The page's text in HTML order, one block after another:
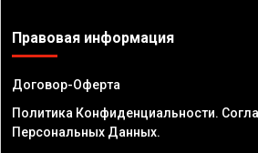
Правовая информация
Договор-Оферта
Политика Конфиденциальности.
Персональных Данных.